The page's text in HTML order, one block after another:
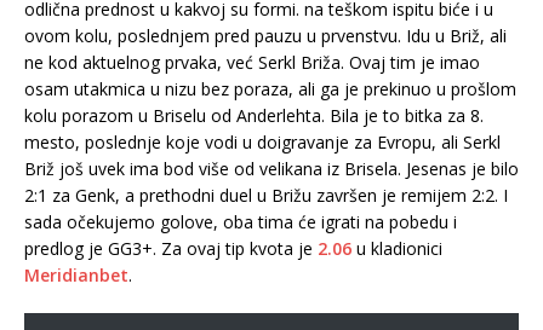
odlična prednost u kakvoj su formi. na teškom ispitu biće i u
ovom kolu, poslednjem pred pauzu u prvenstvu. Idu u Briž, ali
ne kod aktuelnog prvaka, već Serkl Briža. Ovaj tim je imao
osam utakmica u nizu bez poraza, ali ga je prekinuo u prošlom
kolu porazom u Briselu od Anderlehta. Bila je to bitka za 8.
mesto, poslednje koje vodi u doigravanje za Evropu, ali Serkl
Briž još uvek ima bod više od velikana iz Brisela. Jesenas je bilo
2:1 za Genk, a prethodni duel u Brižu završen je remijem 2:2. I
sada očekujemo golove, oba tima će igrati na pobedu i
predlog je GG3+. Za ovaj tip kvota je 2.06 u kladionici
Meridianbet.